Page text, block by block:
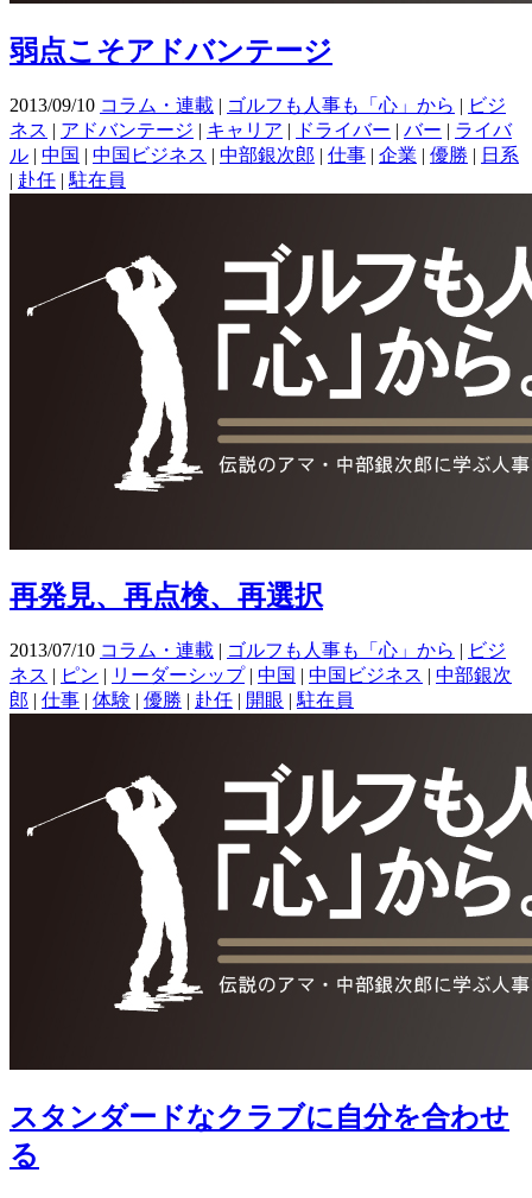
弱点こそアドバンテージ
2013/09/10 コラム・連載 | ゴルフも人事も「心」から | ビジ
ネス | アドバンテージ | キャリア | ドライバー | バー | ライバ
ル | 中国 | 中国ビジネス | 中部銀次郎 | 仕事 | 企業 | 優勝 | 日系
| 赴任 | 駐在員
再発見、再点検、再選択
2013/07/10 コラム・連載 | ゴルフも人事も「心」から | ビジ
ネス | ピン | リーダーシップ| 中国 | 中国ビジネス | 中部銀次
郎 | 仕事 | 体験 | 優勝 | 赴任 | 開眼 | 駐在員
スタンダードなクラブに自分を合わせ
る